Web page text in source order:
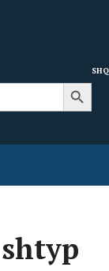
Search Button